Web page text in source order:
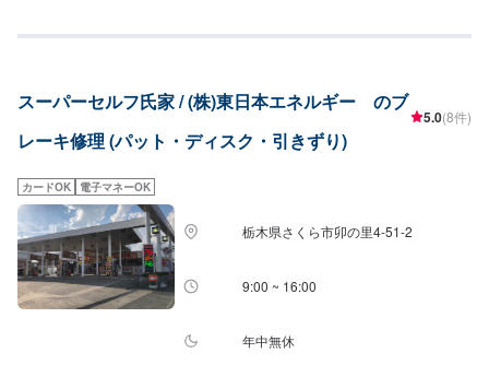
れてしまった…★保険を使えべきなのかわからない…などのご相談もお気軽
ご納得いただければ作業開始【4】仕上がり次第納車-----納期について-----納
期は通常2日～3日程度で納車となります。車種や条件などにより、納期は前
後する場合がございます。予めご了承ください。-----代車について-----無料の
料代はお客様にご負担いただいております。※内容などにより貸し出し出来か
ねる場合もございます。-----ご来店時の注意、受付方法-----入庫の際はお気を
つけてお越しください。駐車スペースは事務所前のお客様駐車スペースに駐
車してください。受付はスタッフへ「メンテモで予約しました」とお伝えく
ださい。ご案内いたします。
スーパーセルフ氏家 / (株)東日本エネルギー のブ
レーキ修理 (パット・ディスク・引きずり)
5.0(8件)
カードOK 電子マネーOK
栃木県さくら市卯の里4-51-2
9:00 ~ 16:00
年中無休